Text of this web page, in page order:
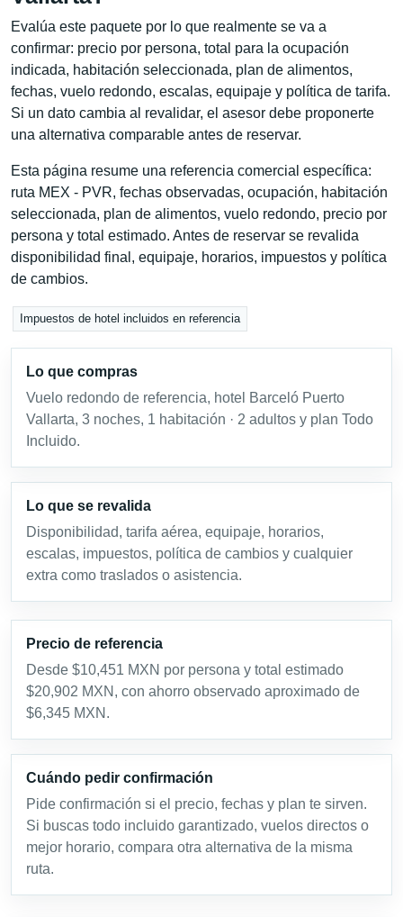
Evalúa este paquete por lo que realmente se va a
confirmar: precio por persona, total para la ocupación
indicada, habitación seleccionada, plan de alimentos,
fechas, vuelo redondo, escalas, equipaje y política de tarifa.
Si un dato cambia al revalidar, el asesor debe proponerte
una alternativa comparable antes de reservar.
Esta página resume una referencia comercial específica:
ruta MEX - PVR, fechas observadas, ocupación, habitación
seleccionada, plan de alimentos, vuelo redondo, precio por
persona y total estimado. Antes de reservar se revalida
disponibilidad final, equipaje, horarios, impuestos y política
de cambios.
Impuestos de hotel incluidos en referencia
Lo que compras
Vuelo redondo de referencia, hotel Barceló Puerto
Vallarta, 3 noches, 1 habitación · 2 adultos y plan Todo
Incluido.
Lo que se revalida
Disponibilidad, tarifa aérea, equipaje, horarios,
escalas, impuestos, política de cambios y cualquier
extra como traslados o asistencia.
Precio de referencia
Desde $10,451 MXN por persona y total estimado
$20,902 MXN, con ahorro observado aproximado de
$6,345 MXN.
Cuándo pedir confirmación
Pide confirmación si el precio, fechas y plan te sirven.
Si buscas todo incluido garantizado, vuelos directos o
mejor horario, compara otra alternativa de la misma
ruta.